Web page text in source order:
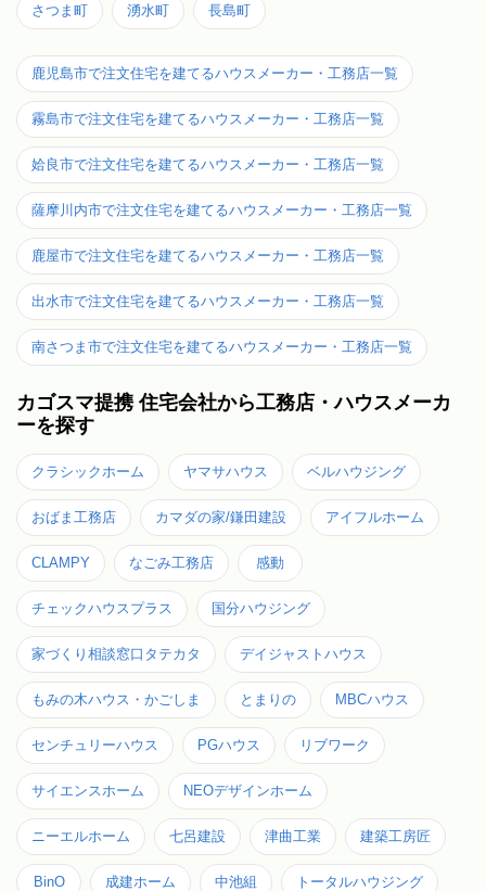
さつま町 湧水町 長島町
鹿児島市で注文住宅を建てるハウスメーカー・工務店一覧
霧島市で注文住宅を建てるハウスメーカー・工務店一覧
姶良市で注文住宅を建てるハウスメーカー・工務店一覧
薩摩川内市で注文住宅を建てるハウスメーカー・工務店一覧
鹿屋市で注文住宅を建てるハウスメーカー・工務店一覧
出水市で注文住宅を建てるハウスメーカー・工務店一覧
南さつま市で注文住宅を建てるハウスメーカー・工務店一覧
カゴスマ提携 住宅会社から工務店・ハウスメーカ
ーを探す
クラシックホーム ヤマサハウス ベルハウジング
おばま工務店 カマダの家/鎌田建設 アイフルホーム
CLAMPY なごみ工務店 感動
チェックハウスプラス 国分ハウジング
家づくり相談窓口タテカタ デイジャストハウス
もみの木ハウス・かごしま とまりの MBCハウス
センチュリーハウス PGハウス リブワーク
サイエンスホーム NEOデザインホーム
ニーエルホーム 七呂建設 津曲工業 建築工房匠
BinO 成建ホーム 中池組 トータルハウジング